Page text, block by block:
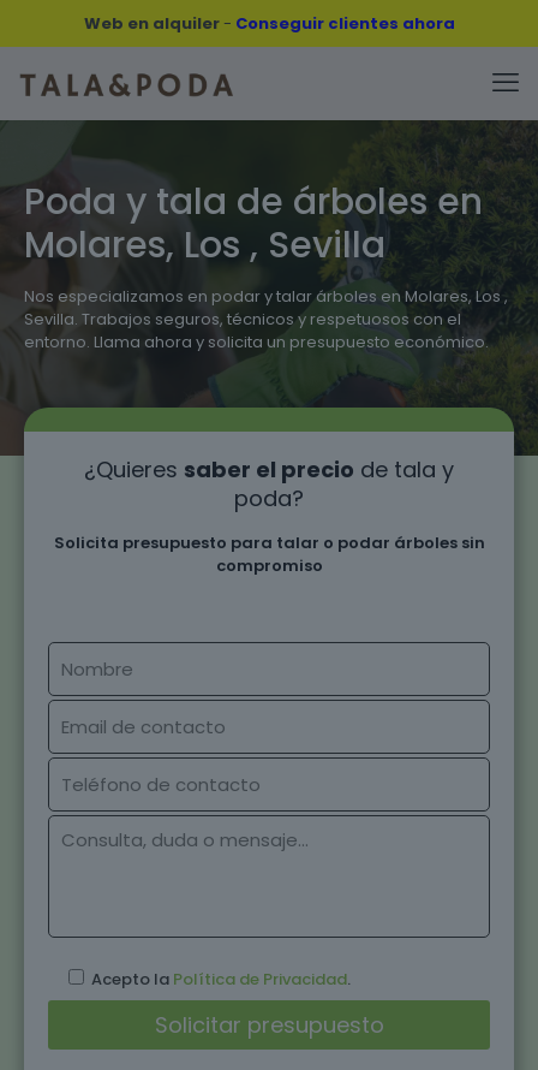
Web en alquiler- Conseguir clientes ahora
Poda y tala de árboles en
Molares, Los , Sevilla
Nos especializamos en podar y talar árboles en Molares, Los ,
Sevilla. Trabajos seguros, técnicos y respetuosos con el
entorno. Llama ahora y solicita un presupuesto económico.
¿Quieres saber el precio de tala y
poda?
Solicita presupuesto para talar o podar árboles sin
compromiso
Acepto la Política de Privacidad.